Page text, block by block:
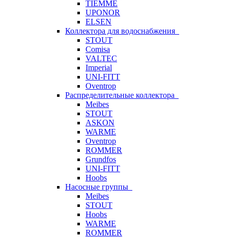
TIEMME
UPONOR
ELSEN
Коллектора для водоснабжения
STOUT
Comisa
VALTEC
Imperial
UNI-FITT
Oventrop
Распределительные коллектора
Meibes
STOUT
ASKON
WARME
Oventrop
ROMMER
Grundfos
UNI-FITT
Hoobs
Насосные группы
Meibes
STOUT
Hoobs
WARME
ROMMER